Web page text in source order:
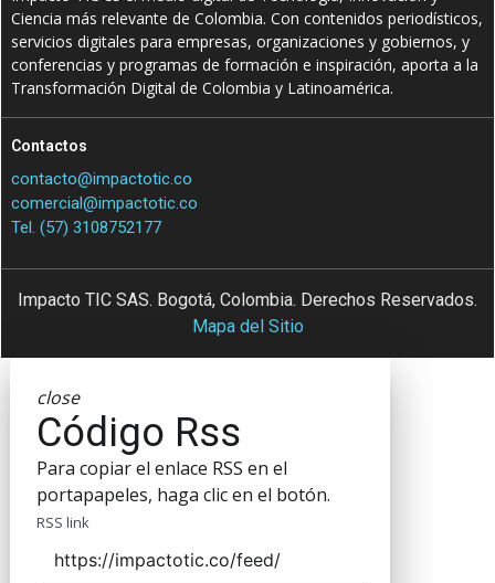
Ciencia más relevante de Colombia. Con contenidos periodísticos,
servicios digitales para empresas, organizaciones y gobiernos, y
conferencias y programas de formación e inspiración, aporta a la
Transformación Digital de Colombia y Latinoamérica.
Contactos
contacto@impactotic.co
comercial@impactotic.co
Tel. (57) 3108752177
Impacto TIC SAS. Bogotá, Colombia. Derechos Reservados.
Mapa del Sitio
close
Código Rss
Para copiar el enlace RSS en el
portapapeles, haga clic en el botón.
RSS link